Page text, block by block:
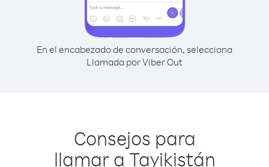
En el encabezado de conversación, selecciona
Llamada por Viber Out
Consejos para
llamar a Tayikistán